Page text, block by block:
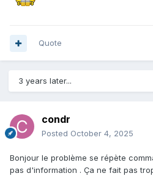
Quote
3 years later...
condr
Posted October 4, 2025
Bonjour le problème se répète
pas d'information . Ça ne fait pas